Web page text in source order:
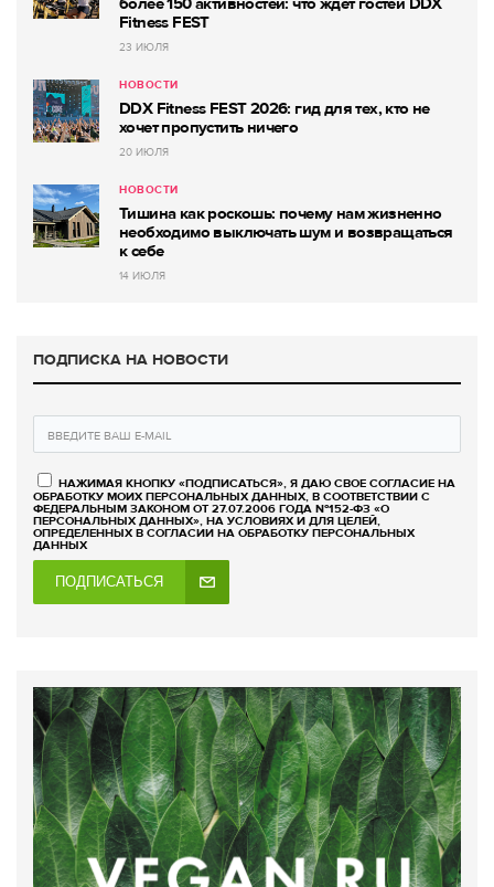
Fitness FEST
23 ИЮЛЯ
НОВОСТИ
DDX Fitness FEST 2026: гид для тех, кто не
хочет пропустить ничего
20 ИЮЛЯ
НОВОСТИ
Тишина как роскошь: почему нам жизненно
необходимо выключать шум и возвращаться
к себе
14 ИЮЛЯ
ПОДПИСКА НА НОВОСТИ
НАЖИМАЯ КНОПКУ «ПОДПИСАТЬСЯ», Я ДАЮ СВОЕ СОГЛАСИЕ НА
ОБРАБОТКУ МОИХ ПЕРСОНАЛЬНЫХ ДАННЫХ, В СООТВЕТСТВИИ С
ФЕДЕРАЛЬНЫМ ЗАКОНОМ ОТ 27.07.2006 ГОДА №152-ФЗ «О
ПЕРСОНАЛЬНЫХ ДАННЫХ», НА УСЛОВИЯХ И ДЛЯ ЦЕЛЕЙ,
ОПРЕДЕЛЕННЫХ В СОГЛАСИИ НА ОБРАБОТКУ ПЕРСОНАЛЬНЫХ
ДАННЫХ
ПОДПИСАТЬСЯ